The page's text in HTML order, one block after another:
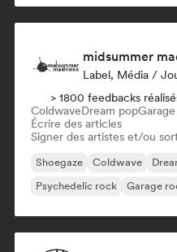
midsummer
Label, Média /
> 1800 feedbacks
ColdwaveDream pop
Écrire des articles
Signer des artistes et/ou
Shoegaze Coldwave
Psychedelic rock
Garage